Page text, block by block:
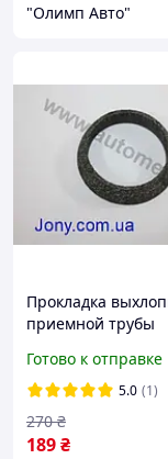
"Олимп Авто"
Прокладка
приемной трубы
ASTRA KADETT
ZAFIRA Daewoo
PANDA
Готово к отправке
5.0 (1)
189₴
270 ₴